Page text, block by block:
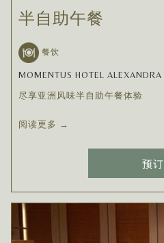
半自助午餐
餐饮
MOMENTUS HOTEL ALEXANDRA
尽享亚洲风味半自助午餐体验
阅读更多
预订